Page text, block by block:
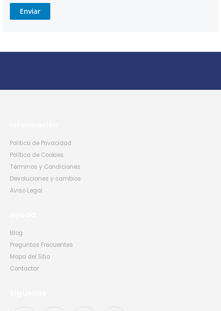
Enviar
Política de Privacidad
Política de Cookies
Términos y Condiciones
Devoluciones y cambios
Aviso Legal
Blog
Preguntas Frecuentes
Mapa del Sitio
Contactar